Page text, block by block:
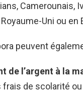
Camerounais,
Uni ou en
peuvent
de l’argent à la
frais de scolarité